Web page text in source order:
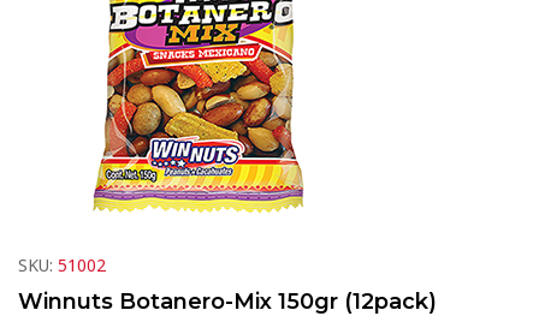
SKU: 51002
Winnuts Botanero-Mix 150gr (12pack)